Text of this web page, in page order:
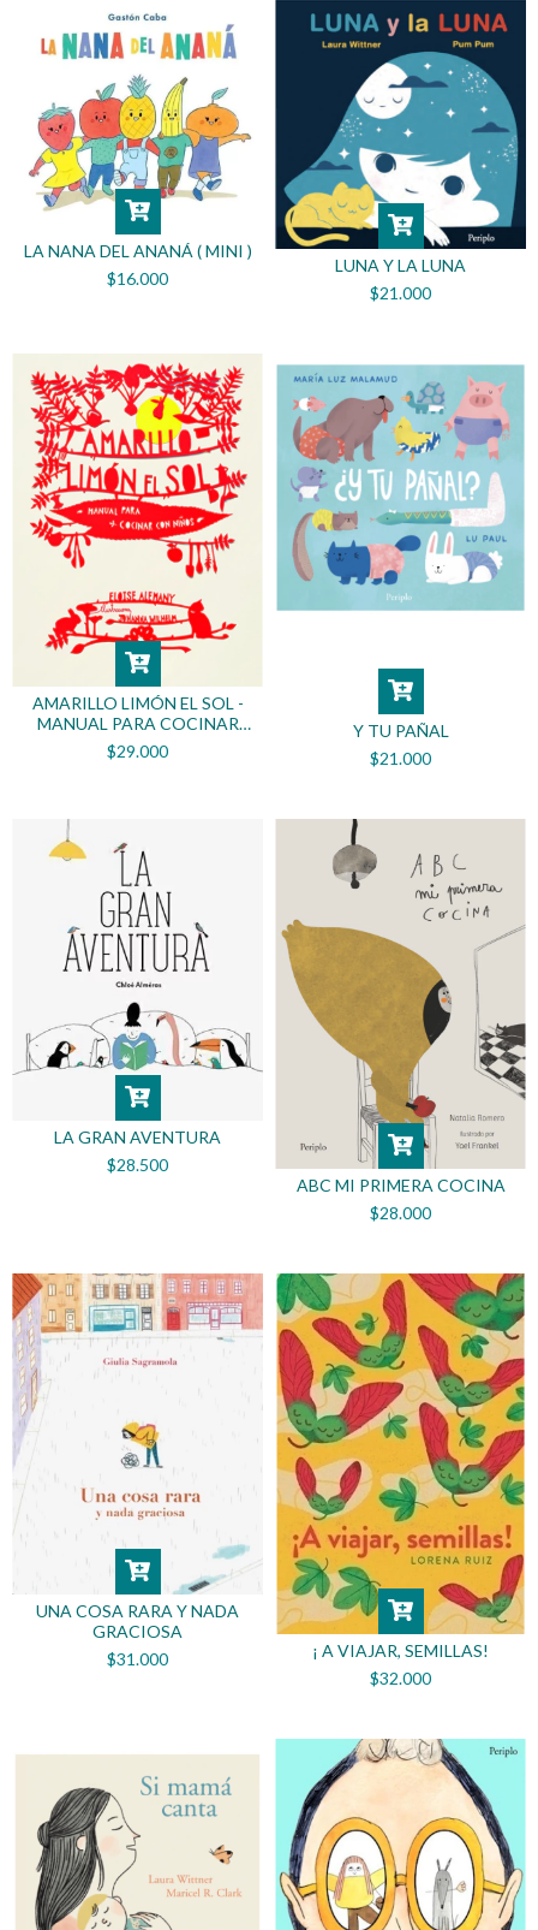
LA NANA DEL ANANÁ ( MINI )
$16.000
LUNA Y LA LUNA
$21.000
AMARILLO LIMÓN EL SOL -
MANUAL PARA COCINAR
CON NIÑOS
$29.000
Y TU PAÑAL
$21.000
LA GRAN AVENTURA
$28.500
ABC MI PRIMERA COCINA
$28.000
UNA COSA RARA Y NADA
GRACIOSA
$31.000
¡ A VIAJAR, SEMILLAS!
$32.000